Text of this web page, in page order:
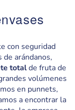
con seguridad
arándanos,
totalde fruta de
volúmenes
en punnets,
a encontrar la